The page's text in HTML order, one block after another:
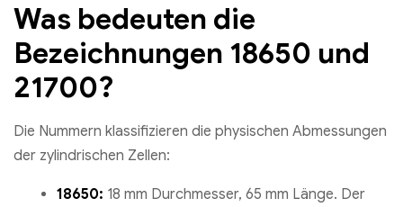
Was bedeuten die
Bezeichnungen 18650 und
21700?
Die Nummern klassifizieren die physischen Abmessungen
der zylindrischen Zellen:
18650: 18 mm Durchmesser, 65 mm Länge. Der